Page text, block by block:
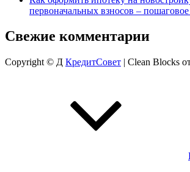
первоначальных взносов –
Свежие комментарии
Copyright © Д КредитСовет | Clean Blocks